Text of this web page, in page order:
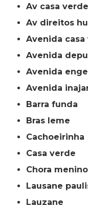
av casa verde
av direitos
avenida
avenida
avenida
avenida
barra funda
bras leme
cachoeirinha
casa verde
chora menino
lausane
lauzane